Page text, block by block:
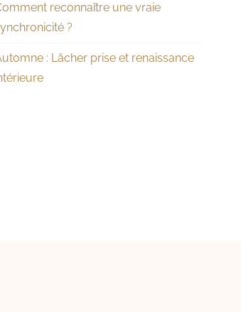
reconnaître une vraie
?
: Lâcher prise et renaissance